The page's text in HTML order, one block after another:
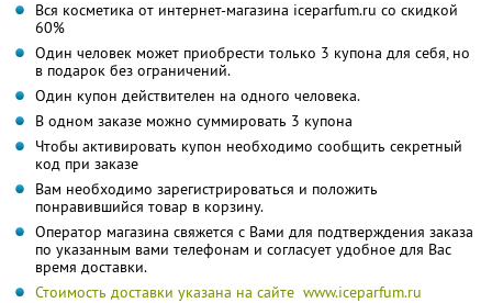
Вся косметика от интернет-магазина iceparfum.ru со скидкой
60%
Один человек может приобрести только 3 купона для себя, но
в подарок без ограничений.
Один купон действителен на одного человека.
В одном заказе можно суммировать 3 купона
Чтобы активировать купон необходимо сообщить секретный
код при заказе
Вам необходимо зарегистрироваться и положить
понравившийся товар в корзину.
Оператор магазина свяжется с Вами для подтверждения заказа
по указанным вами телефонам и согласует удобное для Вас
время доставки.
Стоимость доставки указана на сайте www.iceparfum.ru